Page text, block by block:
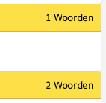
1 Woorden
2 Woorden